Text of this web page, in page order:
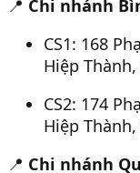
📍 Chi nhánh
CS1: 168
Hiệp
CS2: 174
Hiệp
📍 Chi nhánh